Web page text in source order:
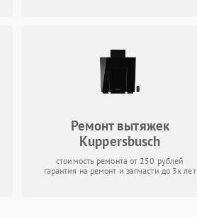
Ремонт вытяжек
Kuppersbusch
стоимость ремонта от 250 рублей
гарантия на ремонт и запчасти до 3х лет